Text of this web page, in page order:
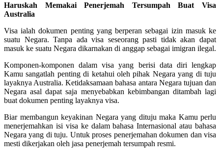
Haruskah Memakai Penerjemah Tersumpah Buat Visa
Australia
Visa ialah dokumen penting yang berperan sebagai izin masuk ke
suatu Negara. Tanpa ada visa seseorang pasti tidak akan dapat
masuk ke suatu Negara dikarnakan di anggap sebagai imigran ilegal.
Komponen-komponen dalam visa yang berisi data diri lengkap
Kamu sangatlah penting di ketahui oleh pihak Negara yang di tuju
layaknya Australia. Ketidaksamaan bahasa antara Negara tujuan dan
Negara asal dapat saja menyebabkan kebimbangan ditambah lagi
buat dokumen penting layaknya visa.
Biar membangun keyakinan Negara yang dituju maka Kamu perlu
menerjemahkan isi visa ke dalam bahasa Internasional atau bahasa
Negara yang di tuju. Untuk proses penerjemahan dokumen dan visa
mesti dikerjakan oleh jasa penerjemah tersumpah resmi.